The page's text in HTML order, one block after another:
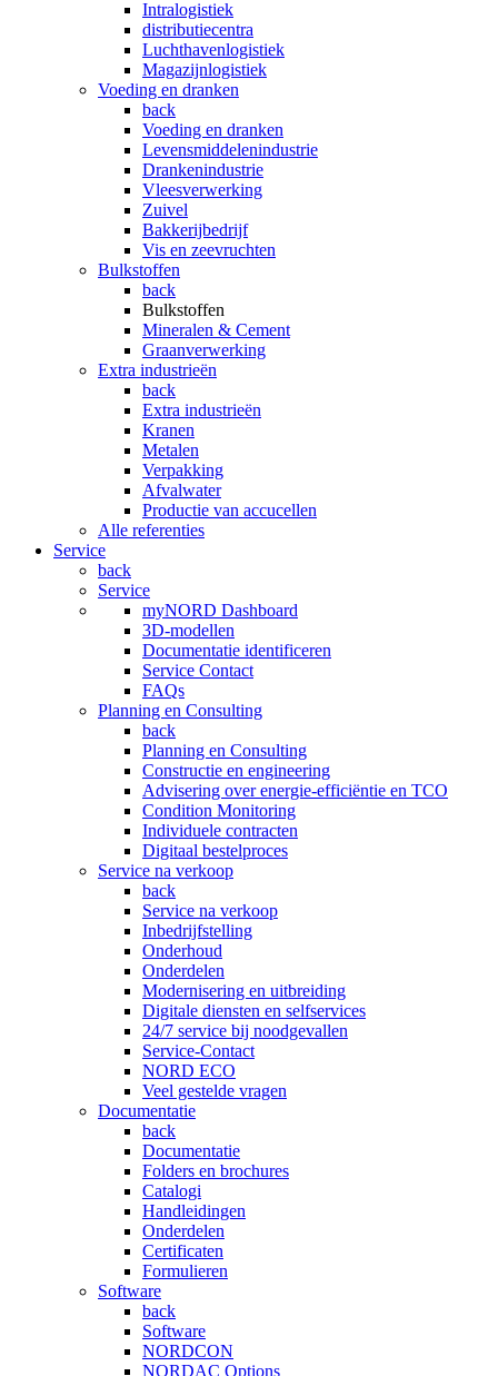
Intralogistiek
distributiecentra
Luchthavenlogistiek
Magazijnlogistiek
Voeding en dranken
back
Voeding en dranken
Levensmiddelenindustrie
Drankenindustrie
Vleesverwerking
Zuivel
Bakkerijbedrijf
Vis en zeevruchten
Bulkstoffen
back
Bulkstoffen
Mineralen & Cement
Graanverwerking
Extra industrieën
back
Extra industrieën
Kranen
Metalen
Verpakking
Afvalwater
Productie van accucellen
Alle referenties
Service
back
Service
myNORD Dashboard
3D-modellen
Documentatie identificeren
Service Contact
FAQs
Planning en Consulting
back
Planning en Consulting
Constructie en engineering
Advisering over energie-efficiëntie en TCO
Condition Monitoring
Individuele contracten
Digitaal bestelproces
Service na verkoop
back
Service na verkoop
Inbedrijfstelling
Onderhoud
Onderdelen
Modernisering en uitbreiding
Digitale diensten en selfservices
24/7 service bij noodgevallen
Service-Contact
NORD ECO
Veel gestelde vragen
Documentatie
back
Documentatie
Folders en brochures
Catalogi
Handleidingen
Onderdelen
Certificaten
Formulieren
Software
back
Software
NORDCON
NORDAC Options